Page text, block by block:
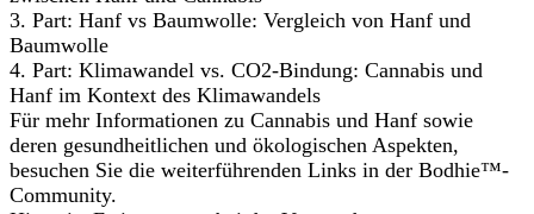
3. Part: Hanf vs Baumwolle: Vergleich von Hanf und
Baumwolle
4. Part: Klimawandel vs. CO2-Bindung: Cannabis und
Hanf im Kontext des Klimawandels
Für mehr Informationen zu Cannabis und Hanf sowie
deren gesundheitlichen und ökologischen Aspekten,
besuchen Sie die weiterführenden Links in der Bodhie™-
Community.